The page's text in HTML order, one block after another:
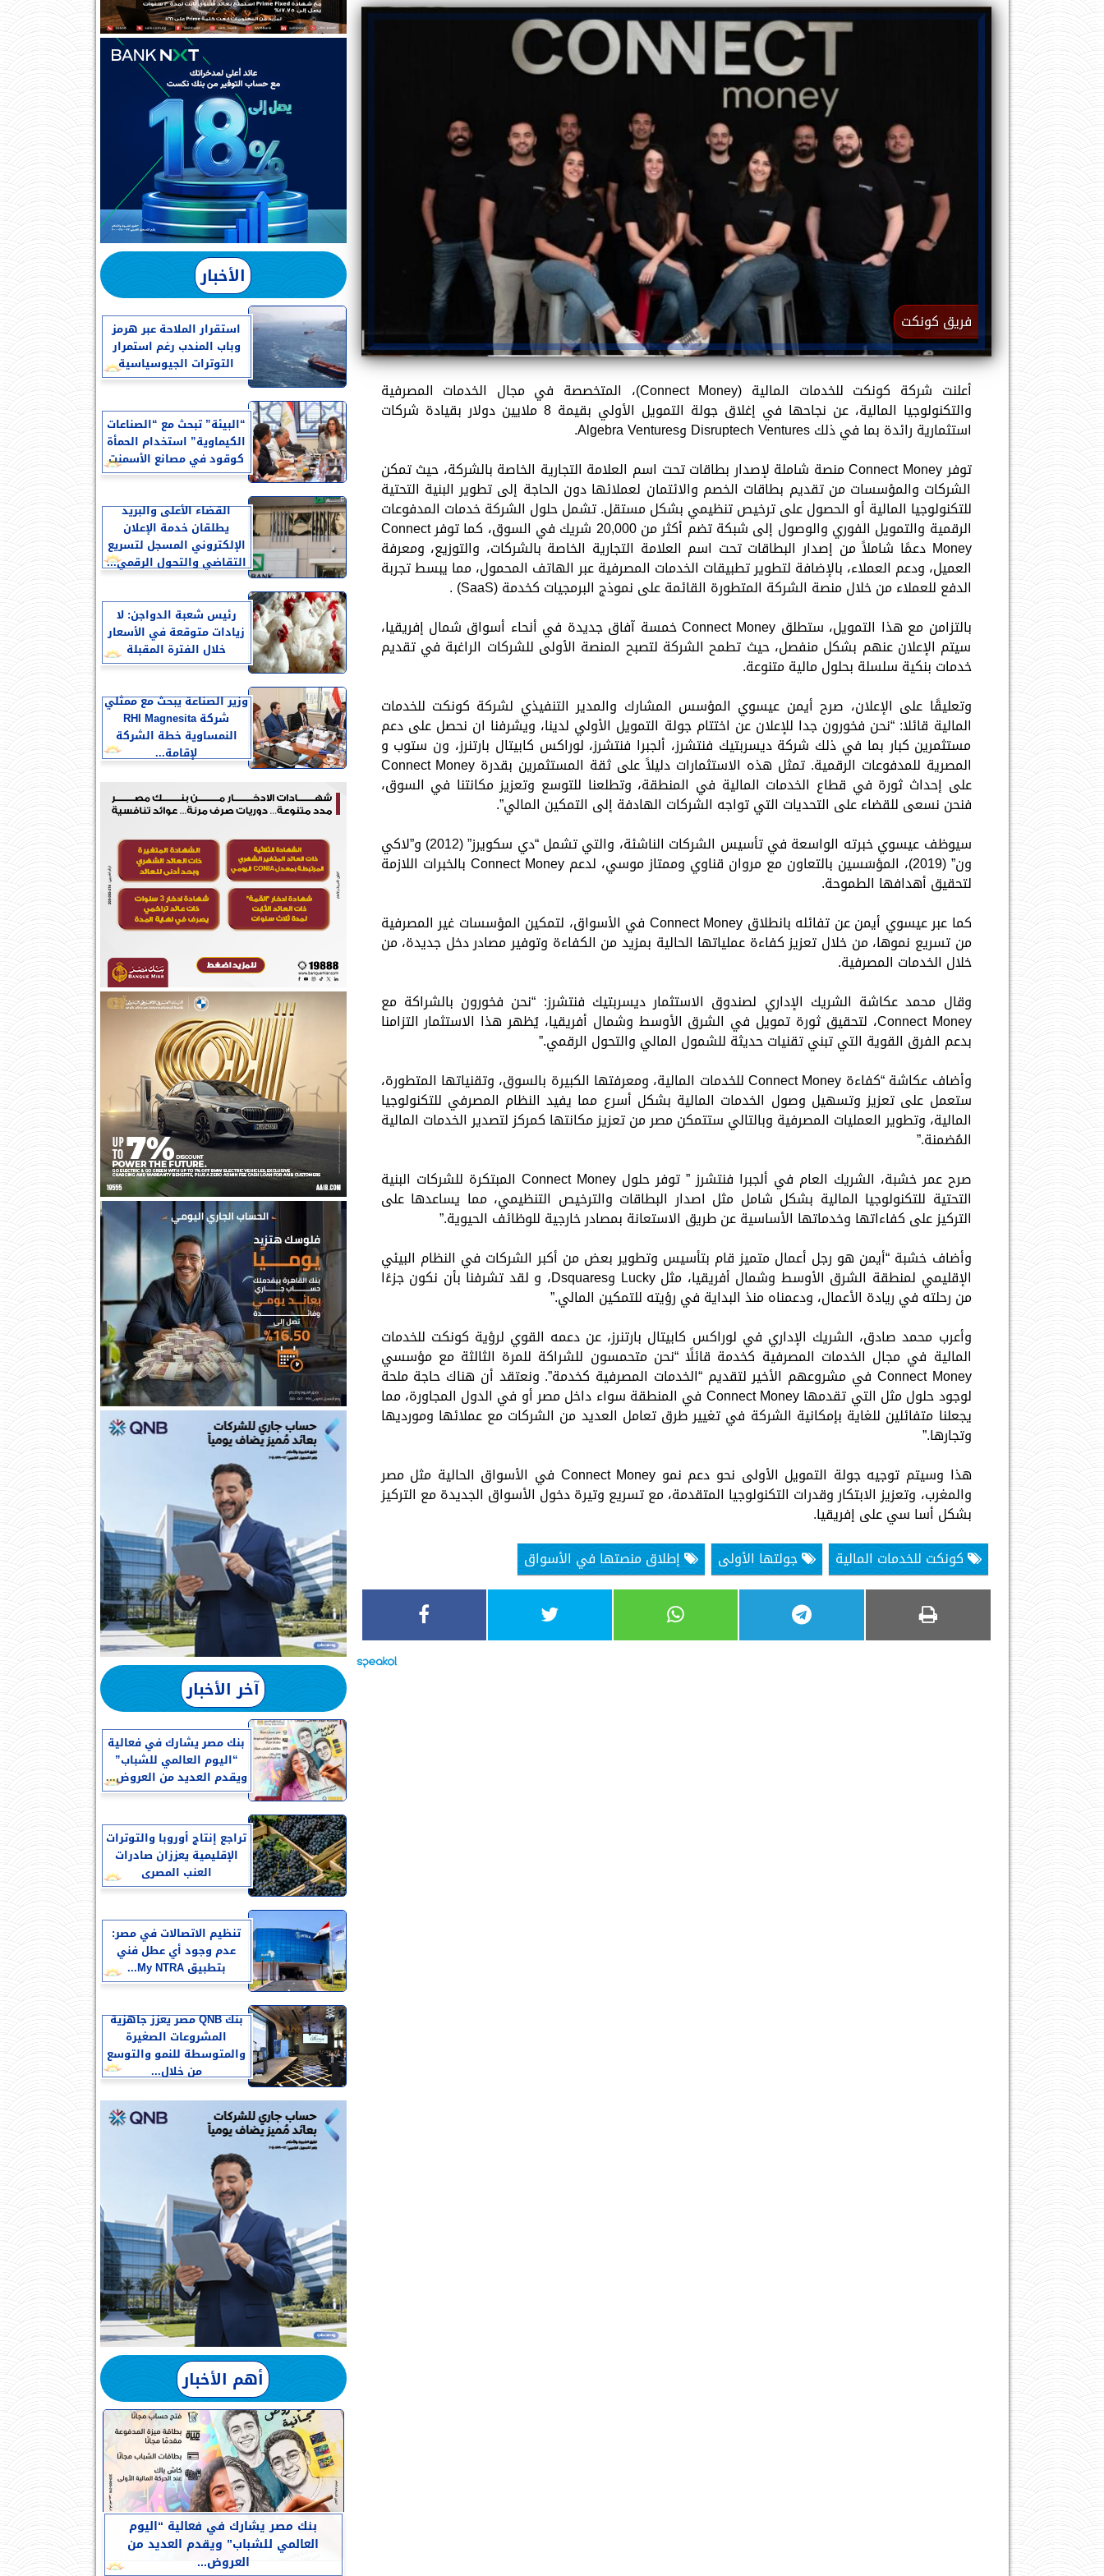
فريق كونكت
أعلنت شركة كونكت للخدمات المالية (Connect Money)، المتخصصة في مجال الخدمات المصرفية
والتكنولوجيا المالية، عن نجاحها في إغلاق جولة التمويل الأولي بقيمة 8 ملايين دولار بقيادة شركات
استثمارية رائدة بما في ذلك Disruptech Ventures وAlgebra Ventures.
توفر Connect Money منصة شاملة لإصدار بطاقات تحت اسم العلامة التجارية الخاصة بالشركة، حيث تمكن
الشركات والمؤسسات من تقديم بطاقات الخصم والائتمان لعملائها دون الحاجة إلى تطوير البنية التحتية
للتكنولوجيا المالية أو الحصول على ترخيص تنظيمي بشكل مستقل. تشمل حلول الشركة خدمات المدفوعات
الرقمية والتمويل الفوري والوصول إلى شبكة تضم أكثر من 20,000 شريك في السوق، كما توفر Connect
Money دعمًا شاملاً من إصدار البطاقات تحت اسم العلامة التجارية الخاصة بالشركات، والتوزيع، ومعرفة
العميل، ودعم العملاء، بالإضافة لتطوير تطبيقات الخدمات المصرفية عبر الهاتف المحمول، مما يبسط تجربة
الدفع للعملاء من خلال منصة الشركة المتطورة القائمة على نموذج البرمجيات كخدمة (SaaS) .
بالتزامن مع هذا التمويل، ستطلق Connect Money خمسة آفاق جديدة في أنحاء أسواق شمال إفريقيا،
سيتم الإعلان عنهم بشكل منفصل، حيث تطمح الشركة لتصبح المنصة الأولى للشركات الراغبة في تقديم
خدمات بنكية سلسلة بحلول مالية متنوعة.
وتعليقًا على الإعلان، صرح أيمن عيسوي المؤسس المشارك والمدير التنفيذي لشركة كونكت للخدمات
المالية قائلا: “نحن فخورون جدا للإعلان عن اختتام جولة التمويل الأولي لدينا، ويشرفنا ان نحصل على دعم
مستثمرين كبار بما في ذلك شركة ديسربتيك فنتشرز، ألجبرا فنتشرز، لوراكس كابيتال بارتنرز، ون ستوب و
المصرية للمدفوعات الرقمية. تمثل هذه الاستثمارات دليلاً على ثقة المستثمرين بقدرة Connect Money
على إحداث ثورة في قطاع الخدمات المالية في المنطقة، وتطلعنا للتوسع وتعزيز مكانتنا في السوق،
فنحن نسعى للقضاء على التحديات التي تواجه الشركات الهادفة إلى التمكين المالي”.
سيوظف عيسوي خبرته الواسعة في تأسيس الشركات الناشئة، والتي تشمل “دي سكويرز” (2012) و”لاكي
ون” (2019)، المؤسَسين بالتعاون مع مروان قناوي وممتاز موسي، لدعم Connect Money بالخبرات اللازمة
لتحقيق أهدافها الطموحة.
كما عبر عيسوي أيمن عن تفائله بانطلاق Connect Money في الأسواق، لتمكين المؤسسات غير المصرفية
من تسريع نموها، من خلال تعزيز كفاءة عملياتها الحالية بمزيد من الكفاءة وتوفير مصادر دخل جديدة، من
خلال الخدمات المصرفية.
وقال محمد عكاشة الشريك الإداري لصندوق الاستثمار ديسربتيك فنتشرز: “نحن فخورون بالشراكة مع
Connect Money، لتحقيق ثورة تمويل في الشرق الأوسط وشمال أفريقيا، يُظهر هذا الاستثمار التزامنا
بدعم الفرق القوية التي تبني تقنيات حديثة للشمول المالي والتحول الرقمي.”
وأضاف عكاشة “كفاءة Connect Money للخدمات المالية، ومعرفتها الكبيرة بالسوق، وتقنياتها المتطورة،
ستعمل على تعزيز وتسهيل وصول الخدمات المالية بشكل أسرع مما يفيد النظام المصرفي للتكنولوجيا
المالية، وتطوير العمليات المصرفية وبالتالي ستتمكن مصر من تعزيز مكانتها كمركز لتصدير الخدمات المالية
المُضمنة.”
صرح عمر خشبة، الشريك العام في ألجبرا فنتشرز ” توفر حلول Connect Money المبتكرة للشركات البنية
التحتية للتكنولوجيا المالية بشكل شامل مثل اصدار البطاقات والترخيص التنظيمي، مما يساعدها على
التركيز على كفاءاتها وخدماتها الأساسية عن طريق الاستعانة بمصادر خارجية للوظائف الحيوية.”
وأضاف خشبة “أيمن هو رجل أعمال متميز قام بتأسيس وتطوير بعض من أكبر الشركات في النظام البيئي
الإقليمي لمنطقة الشرق الأوسط وشمال أفريقيا، مثل Lucky وDsquares، و لقد تشرفنا بأن نكون جزءًا
من رحلته في ريادة الأعمال، ودعمناه منذ البداية في رؤيته للتمكين المالي.”
وأعرب محمد صادق، الشريك الإداري في لوراكس كابيتال بارتنرز، عن دعمه القوي لرؤية كونكت للخدمات
المالية في مجال الخدمات المصرفية كخدمة قائلًا “نحن متحمسون للشراكة للمرة الثالثة مع مؤسسي
Connect Money في مشروعهم الأخير لتقديم “الخدمات المصرفية كخدمة”. ونعتقد أن هناك حاجة ملحة
لوجود حلول مثل التي تقدمها Connect Money في المنطقة سواء داخل مصر أو في الدول المجاورة، مما
يجعلنا متفائلين للغاية بإمكانية الشركة في تغيير طرق تعامل العديد من الشركات مع عملائها ومورديها
وتجارها.”
هذا وسيتم توجيه جولة التمويل الأولى نحو دعم نمو Connect Money في الأسواق الحالية مثل مصر
والمغرب، وتعزيز الابتكار وقدرات التكنولوجيا المتقدمة، مع تسريع وتيرة دخول الأسواق الجديدة مع التركيز
بشكل أسا سي على إفريقيا.
كونكت للخدمات المالية
جولتها الأولى إطلاق منصتها في الأسواق
الأخبار
استقرار الملاحة عبر هرمز
وباب المندب رغم استمرار
التوترات الجيوسياسية
“البيئة” تبحث مع “الصناعات
الكيماوية” استخدام الحمأة
كوقود في مصانع الأسمنت
القضاء الأعلى والبريد
يطلقان خدمة الإعلان
الإلكتروني المسجل لتسريع
التقاضي والتحول الرقمي...
رئيس شعبة الدواجن: لا
زيادات متوقعة في الأسعار
خلال الفترة المقبلة
وزير الصناعة يبحث مع ممثلي
شركة RHI Magnesita
النمساوية خطة الشركة
لإقامة...
آخر الأخبار
بنك مصر يشارك في فعالية
“اليوم العالمي للشباب”
ويقدم العديد من العروض...
تراجع إنتاج أوروبا والتوترات
الإقليمية يعززان صادرات
العنب المصرى
تنظيم الاتصالات في مصر:
عدم وجود أي عطل فني
بتطبيق My NTRA...
بنك QNB مصر يعزز جاهزية
المشروعات الصغيرة
والمتوسطة للنمو والتوسع
من خلال...
أهم الأخبار
بنك مصر يشارك في فعالية “اليوم
العالمي للشباب” ويقدم العديد من
العروض...